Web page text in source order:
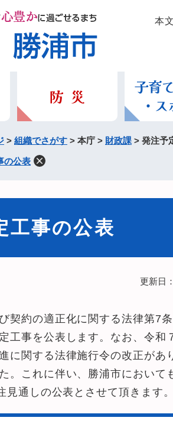
本
> 組織でさがす > 本庁 > 財政課 > 発注予
の公表
工事の公表
更新日
契約の適正化に関する法律第7
工事を公表します。なお、令
に関する法律施行令の改正があ
。これに伴い、勝浦市において
見通しの公表とさせて頂きます。